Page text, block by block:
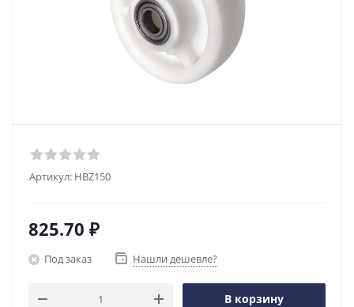
Артикул: HBZ150
825.70 ₽
Под заказ Нашли дешевле?
В корзину